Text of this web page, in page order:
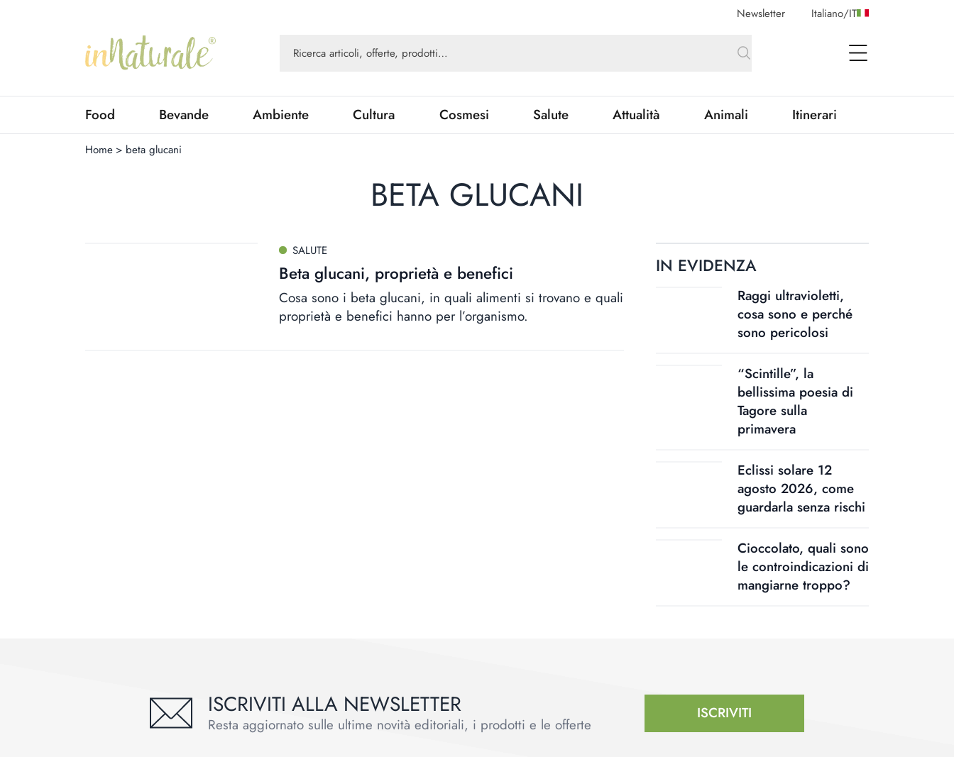
Newsletter Italiano/IT
open Menu
Food Bevande Ambiente Cultura Cosmesi Salute Attualità Animali Itinerari
Home > beta glucani
BETA GLUCANI
SALUTE
Beta glucani, proprietà e benefici
Cosa sono i beta glucani, in quali alimenti si trovano e quali
proprietà e benefici hanno per l’organismo.
IN EVIDENZA
Raggi ultravioletti,
cosa sono e perché
sono pericolosi
“Scintille”, la
bellissima poesia di
Tagore sulla
primavera
Eclissi solare 12
agosto 2026, come
guardarla senza rischi
Cioccolato, quali sono
le controindicazioni di
mangiarne troppo?
ISCRIVITI ALLA NEWSLETTER
Resta aggiornato sulle ultime novità editoriali, i prodotti e le offerte
ISCRIVITI